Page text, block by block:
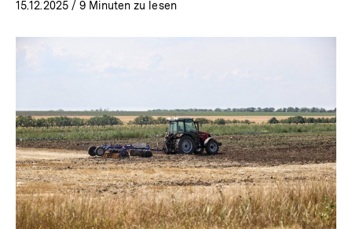
15.12.2025/ 9 Minuten zu lesen